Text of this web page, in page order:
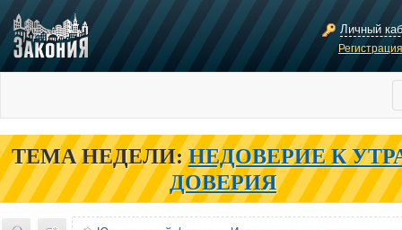
Личный
ТЕМА НЕДЕЛИ: НЕДОВЕРИЕ К
ДОВЕРИЯ